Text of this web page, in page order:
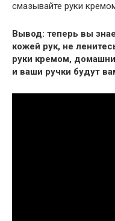
смазывайте руки
Вывод: теперь вы
кожей рук, не
руки кремом,
и ваши ручки будут